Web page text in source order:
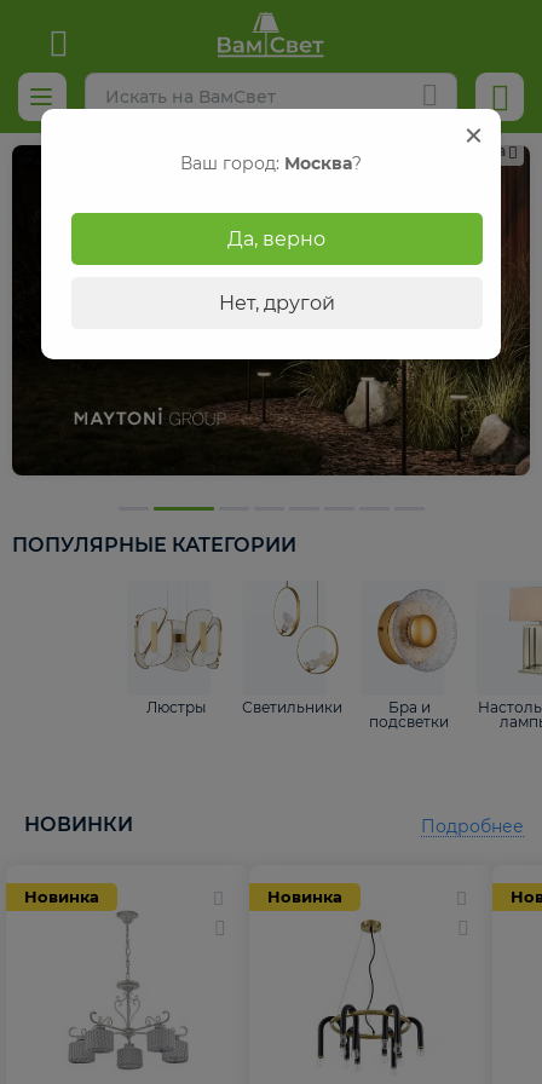
ПОПУЛЯРНЫЕ КАТЕГОРИИ
Люстры Светильники
Бра и
подсветки
НОВИНКИ
Новинка Новинка
Подробнее
Ваш город: Москва?
Да, верно
Нет, другой